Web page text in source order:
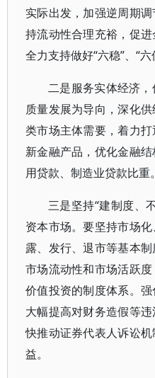
实际出发，加强逆周期
持流动性合理充裕，促
全力支持做好“六稳”、“六
二是服务实体经济
质量发展为导向，深化
类市场主体需要，着力
新金融产品，优化金融
用贷款、制造业贷款比重。
三是坚持“建制度、
资本市场。要坚持市场
露、发行、退市等基本制
市场流动性和市场活跃
价值投资的制度体系。
大幅提高对财务造假等
快推动证券代表人诉讼
益。